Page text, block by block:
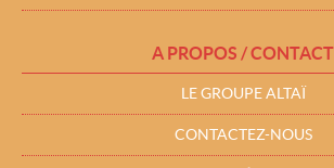
A PROPOS / CONTACT
LE GROUPE ALTAÏ
CONTACTEZ-NOUS